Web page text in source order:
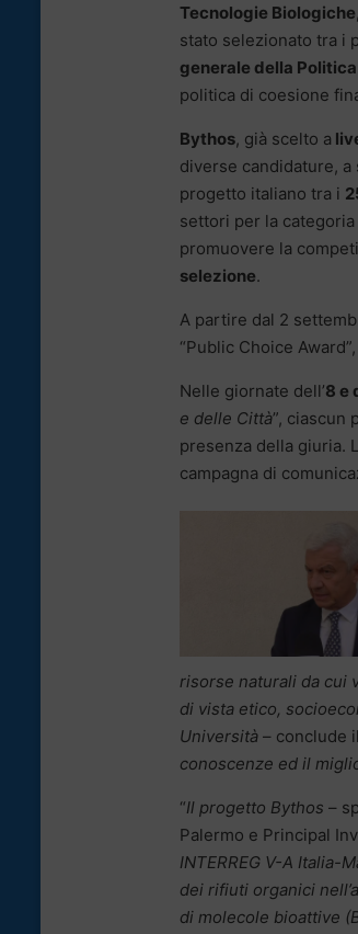
Tecnologie
stato selezionato tra i
generale della
politica di coesione
Bythos, già scelto a
diverse candidature,
progetto italiano tra i
settori per la categoria
promuovere la
selezione.
A partire dal 2
“Public Choice
Nelle giornate dell’8 e
e delle Città”, ciascun
presenza della giuria.
campagna di
risorse naturali da cui
di vista etico,
Università – conclude
conoscenze ed il
“Il progetto Bythos –
Palermo e Principal
INTERREG V-A Italia-
dei rifiuti organici
di molecole bioattive